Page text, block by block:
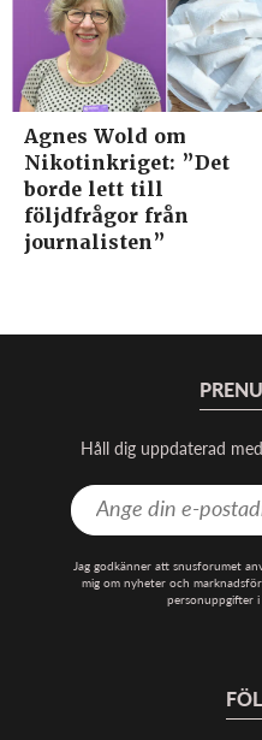
Agnes Wold om
Nikotinkriget: ”Det
borde lett till
följdfrågor från
journalisten”
Håll dig uppdaterad
Jag godkänner att snusforumet
mig om nyheter och
personuppgifter